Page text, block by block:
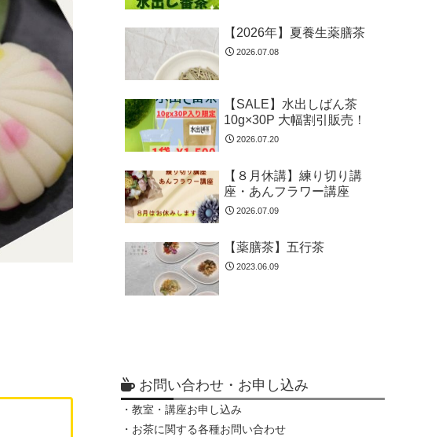
【2026年】夏養生薬膳茶
2026.07.08
【SALE】水出しばん茶
10g×30P 大幅割引販売！
2026.07.20
【８月休講】練り切り講
座・あんフラワー講座
2026.07.09
【薬膳茶】五行茶
2023.06.09
お問い合わせ・お申し込み
・教室・講座お申し込み
・お茶に関する各種お問い合わせ